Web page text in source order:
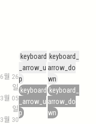
6월 26
일
3월 05
일
3월 30
keyboard
_arrow_u
p
keyboard
_arrow_u
p
keyboard_
arrow_do
wn
keyboard_
arrow_do
wn